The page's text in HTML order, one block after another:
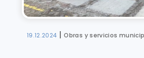
19.12.2024 |Obras y servicios